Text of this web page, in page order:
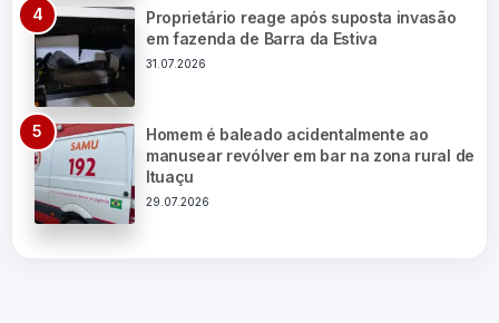
Proprietário reage após suposta invasão
em fazenda de Barra da Estiva
31.07.2026
Homem é baleado acidentalmente ao
manusear revólver em bar na zona rural de
Ituaçu
29.07.2026